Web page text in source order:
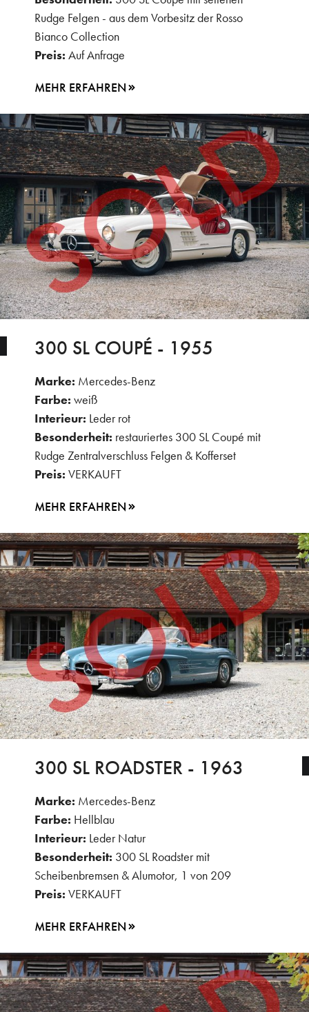
Rudge Felgen - aus dem Vorbesitz der Rosso
Bianco Collection
Preis: Auf Anfrage
MEHR ERFAHREN
300 SL COUPÉ - 1955
Marke: Mercedes-Benz
Farbe: weiß
Interieur: Leder rot
Besonderheit: restauriertes 300 SL Coupé mit
Rudge Zentralverschluss Felgen & Kofferset
Preis: VERKAUFT
MEHR ERFAHREN
300 SL ROADSTER - 1963
Marke: Mercedes-Benz
Farbe: Hellblau
Interieur: Leder Natur
Besonderheit: 300 SL Roadster mit
Scheibenbremsen & Alumotor, 1 von 209
Preis: VERKAUFT
MEHR ERFAHREN